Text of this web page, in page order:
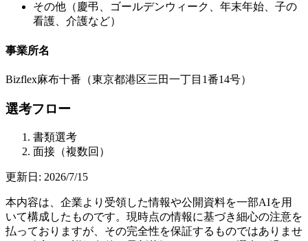
その他（慶弔、ゴールデンウィーク、年末年始、子の
看護、介護など）
事業所名
Bizflex麻布十番（東京都港区三田一丁目1番14号）
選考フロー
書類選考
面接（複数回）
更新日: 2026/7/15
本内容は、企業より受領した情報や公開資料を一部AIを用
いて構成したものです。現時点の情報に基づき細心の注意を
払っておりますが、その完全性を保証するものではありませ